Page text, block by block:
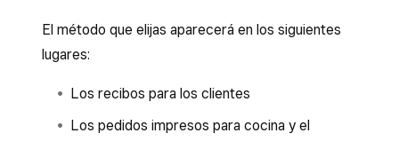
El método que elijas aparecerá en los siguientes
lugares:
Los recibos para los clientes
Los pedidos impresos para cocina y el